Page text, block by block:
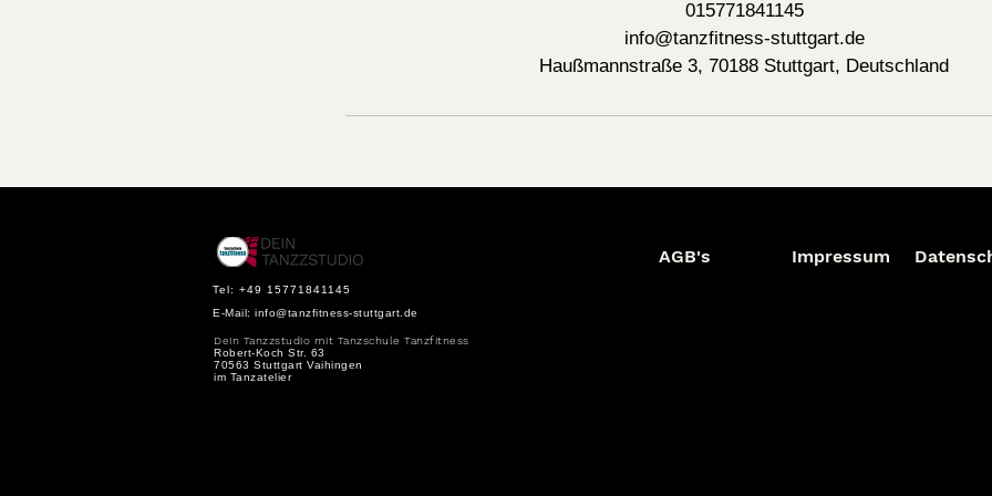
015771841145
info@tanzfitness-stuttgart.de
Haußmannstraße 3, 70188 Stuttgart, Deutschland
AGB's Impressum
Tel: +49 15771841145
E-Mail: info@tanzfitness-stuttgart.de
Dein Tanzzstudio mit Tanzschule Tanzfitness
Robert-Koch Str. 63
70563 Stuttgart Vaihingen
im Tanzatelier